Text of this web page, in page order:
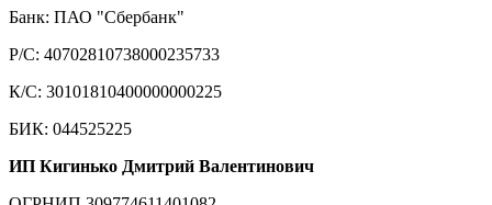
Банк: ПАО "Сбербанк"
Р/С: 40702810738000235733
К/С: 30101810400000000225
БИК: 044525225
ИП Кигинько Дмитрий Валентинович